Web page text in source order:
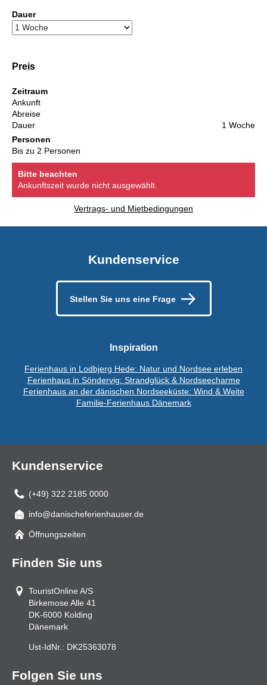
Dauer
Preis
Zeitraum
Ankunft
Abreise
Dauer
1 Woche
Personen
Bis zu 2 Personen
Bitte beachten
Ankunftszeit wurde nicht ausgewählt.
Vertrags- und Mietbedingungen
Kundenservice
Stellen Sie uns eine Frage
Inspiration
Ferienhaus in Lodbjerg Hede: Natur und Nordsee erleben
Ferienhaus in Söndervig: Strandglück & Nordseecharme
Ferienhaus an der dänischen Nordseeküste: Wind & Weite
Familie-Ferienhaus Dänemark
Kundenservice
(+49) 322 2185 0000
Mail
info@danischeferienhauser.de
Öffnungszeiten
Finden Sie uns
TouristOnline A/S
Birkemose Alle 41
DK-6000 Kolding
Dänemark
Ust-IdNr.: DK25363078
Folgen Sie uns